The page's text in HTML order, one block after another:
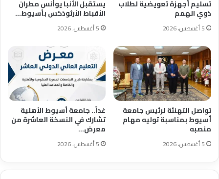
تسليم أجهزة تعويضية لطلاب
ذوي الهمم
5 أغسطس، 2026
يستقبل الأنبا يوأنس مطران
الأقباط الأرثوذكس بأسيوط…
5 أغسطس، 2026
تواصل التهنئة لرئيس جامعة
أسيوط بمناسبة توليه مهام
منصبه
5 أغسطس، 2026
غداً.. جامعة أسيوط الأهلية
تشارك في النسخة العاشرة من
معرض…
5 أغسطس، 2026